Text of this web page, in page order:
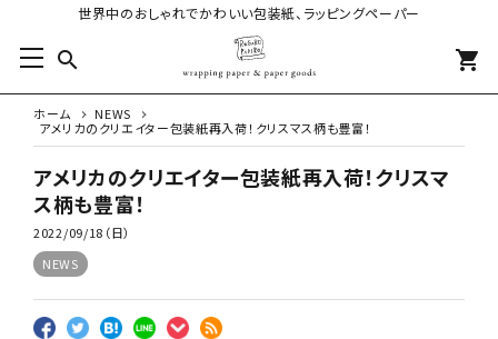
世界中のおしゃれでかわいい包装紙、ラッピングペーパー
search shopping_cart
ホーム
NEWS
アメリカのクリエイター包装紙再入荷！クリスマス柄も豊富！
アメリカのクリエイター包装紙再入荷！クリスマ
ス柄も豊富！
2022/09/18（日）
NEWS